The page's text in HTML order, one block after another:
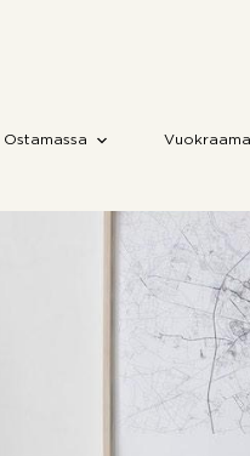
Ostamassa